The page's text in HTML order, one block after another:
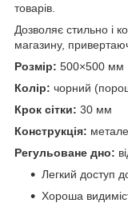
товарів.
Дозволяє стильно і
магазину,
Розмір: 500×500 мм
Колір: чорний
Крок сітки: 30 мм
Конструкція:
Регульоване дно:
Легкий доступ
Хороша